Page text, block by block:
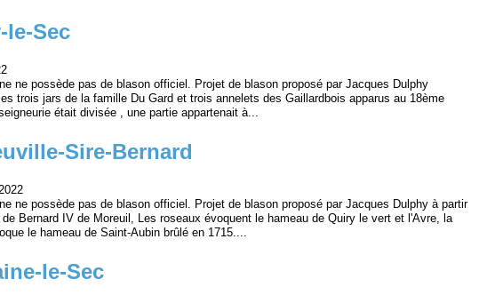
le-Sec
ne possède pas de blason officiel. Projet de blason proposé par Jacques Dulphy
trois jars de la famille Du Gard et trois annelets des Gaillardbois apparus au 18ème
était divisée , une partie appartenait à...
Sire-Bernard
ne possède pas de blason officiel. Projet de blason proposé par Jacques Dulphy à partir
Bernard IV de Moreuil, Les roseaux évoquent le hameau de Quiry le vert et l'Avre, la
le hameau de Saint-Aubin brûlé en 1715....
le-Sec